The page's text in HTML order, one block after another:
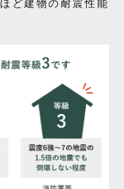
ど建物の耐震性能